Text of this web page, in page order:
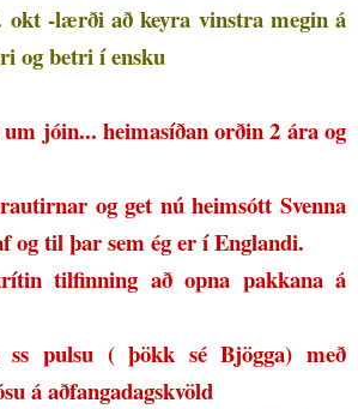
okt -lærði að keyra vinstra megin á
og betri í ensku
jóin... heimasíðan orðin 2 ára og
og get nú heimsótt Svenna
og til þar sem ég er í Englandi.
tilfinning að opna pakkana á
ss pulsu ( þökk sé Bjögga) með
á aðfangadagskvöld